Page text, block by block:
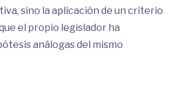
sino la aplicación de un criterio
el propio legislador ha
análogas del mismo